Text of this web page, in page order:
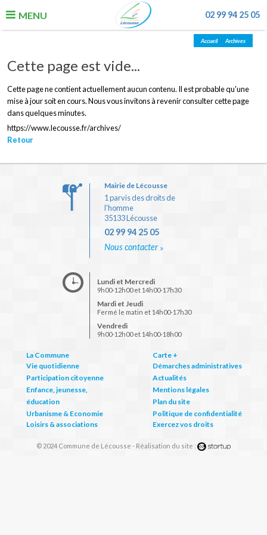
02 99 94 25 05
MENU
Vie quotidienne
Enfance, jeunesse, éducation
Urbanisme & Economie
Accueil / Archives
Cette page est vide...
Cette page ne contient actuellement aucun contenu. Il est probable qu'une
mise à jour soit en cours. Nous vous invitons à revenir consulter cette page
dans quelques minutes.
https://www.lecousse.fr/archives/
Retour
Mairie de Lécousse
1 parvis des droits de
l'homme
35133 Lécousse
02 99 94 25 05
Nous contacter
Lundi et Mercredi
9h00-12h00 et 14h00-17h30
Mardi et Jeudi
Fermé le matin et 14h00-17h30
Vendredi
9h00-12h00 et 14h00-18h00
La Commune
Vie quotidienne
Participation citoyenne
Enfance, jeunesse,
éducation
Urbanisme & Economie
Loisirs & associations
Carte +
Démarches administratives
Actualités
Mentions légales
Plan du site
Politique de confidentialité
Exercez vos droits
© 2024 Commune de Lécousse - Réalisation du site :